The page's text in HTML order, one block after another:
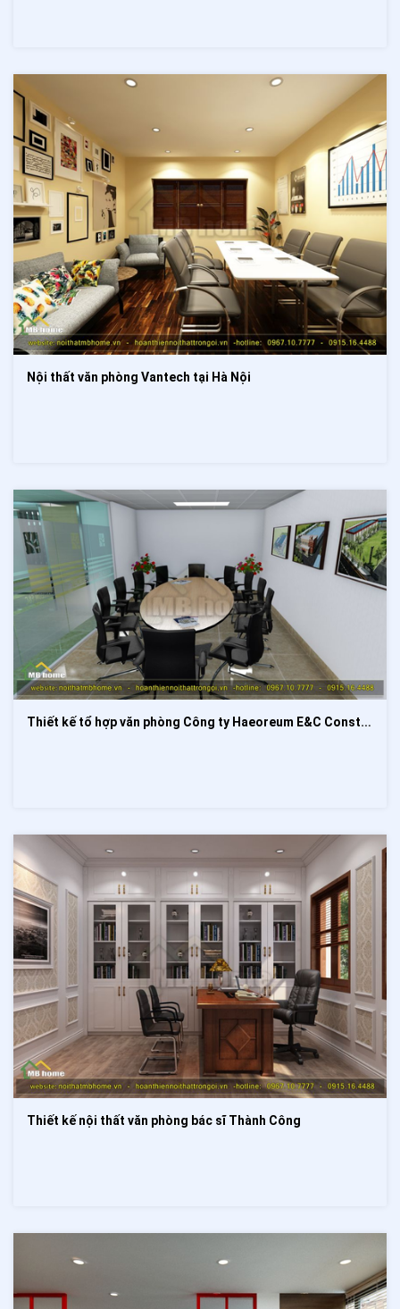
Nội thất văn phòng Vantech tại Hà Nội
Thiết kế tổ hợp văn phòng Công ty Haeoreum E&C Construction
Thiết kế nội thất văn phòng bác sĩ Thành Công